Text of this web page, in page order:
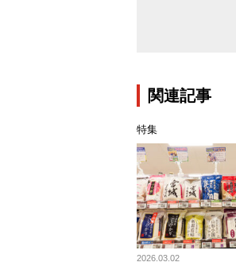
関連記事
特集
2026.03.02